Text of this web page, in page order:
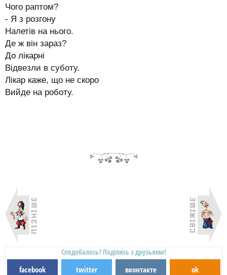
Чого раптом?
- Я з розгону
Налетів на нього.
Де ж він зараз?
До лікарні
Відвезли в суботу.
Лікар каже, що не скоро
Вийде на роботу.
Сподобалось? Поділись з друзьями!
facebook twitter вконтакте ok